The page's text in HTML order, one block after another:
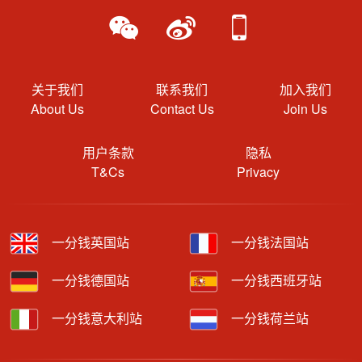
关于我们
About Us
联系我们
Contact Us
加入我们
Join Us
用户条款
T&Cs
隐私
Privacy
一分钱英国站 一分钱法国站
一分钱德国站 一分钱西班牙站
一分钱意大利站 一分钱荷兰站